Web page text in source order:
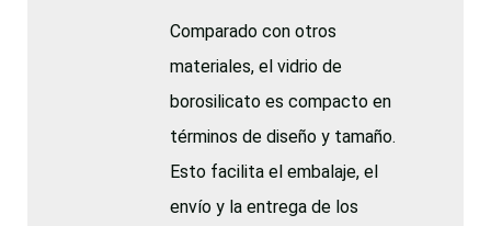
Comparado con otros
materiales, el vidrio de
borosilicato es compacto en
términos de diseño y tamaño.
Esto facilita el embalaje, el
envío y la entrega de los